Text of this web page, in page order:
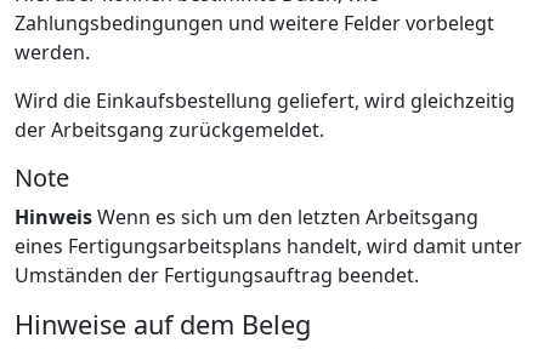
Zahlungsbedingungen und weitere Felder vorbelegt
werden.
Wird die Einkaufsbestellung geliefert, wird gleichzeitig
der Arbeitsgang zurückgemeldet.
Note
HinweisWenn es sich um den letzten Arbeitsgang
eines Fertigungsarbeitsplans handelt, wird damit unter
Umständen der Fertigungsauftrag beendet.
Hinweise auf dem Beleg